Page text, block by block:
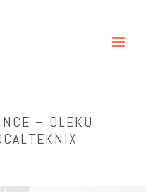
– OLEKU